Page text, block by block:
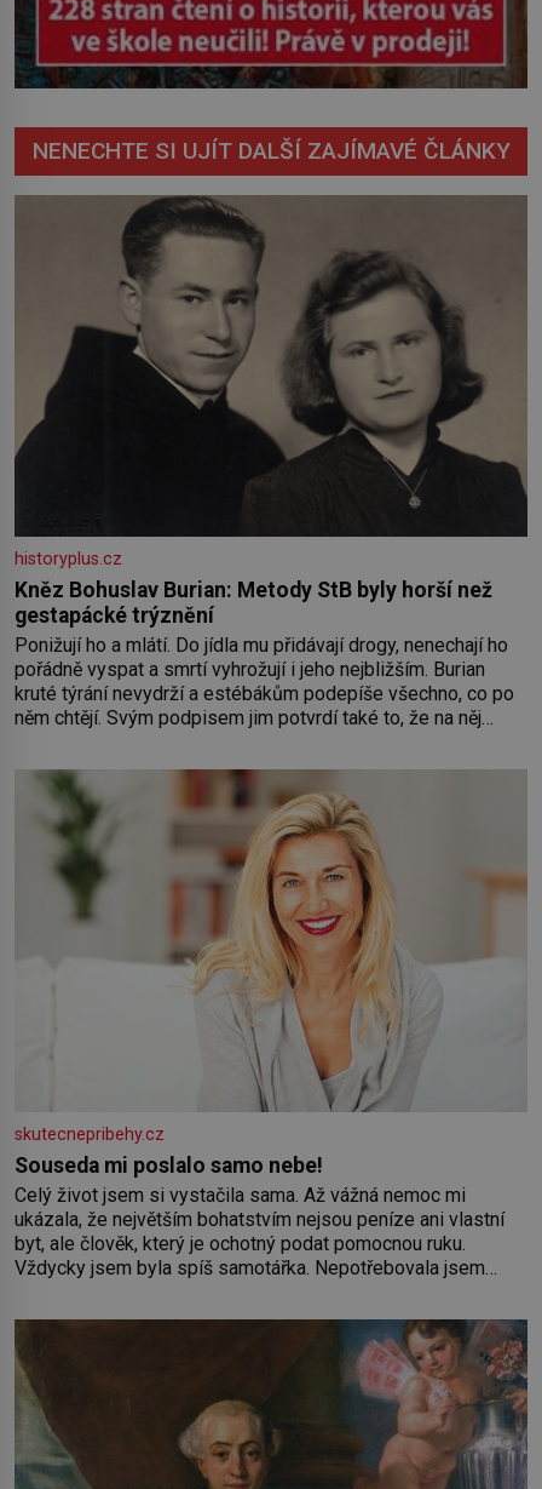
NENECHTE SI UJÍT DALŠÍ ZAJÍMAVÉ ČLÁNKY
historyplus.cz
Kněz Bohuslav Burian: Metody StB byly horší než
gestapácké trýznění
Ponižují ho a mlátí. Do jídla mu přidávají drogy, nenechají ho
pořádně vyspat a smrtí vyhrožují i jeho nejbližším. Burian
kruté týrání nevydrží a estébákům podepíše všechno, co po
něm chtějí. Svým podpisem jim potvrdí také to, že na něj
Syn brněnského řezníka chce být knězem a
skutecnepribehy.cz
Souseda mi poslalo samo nebe!
Celý život jsem si vystačila sama. Až vážná nemoc mi
ukázala, že největším bohatstvím nejsou peníze ani vlastní
byt, ale člověk, který je ochotný podat pomocnou ruku.
Vždycky jsem byla spíš samotářka. Nepotřebovala jsem
práce a hlavně klid. Hned po studiích jsem odešla z rodného